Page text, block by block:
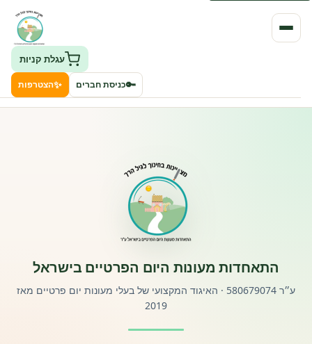
פורטל לוח מודעות דרושים עובדים
עגלת קניות
🔑כניסת חברים ✨הצטרפות
התאחדות מעונות היום הפרטיים בישראל
ע״ר 580679074 · האיגוד המקצועי של בעלי מעונות יום פרטיים מאז
2019